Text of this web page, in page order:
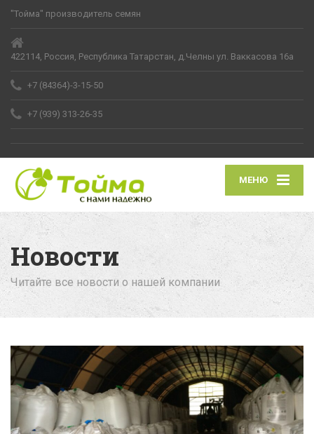
"Тойма" производитель семян
422114, Россия, Республика Татарстан, д.Челны ул. Ваккасова 16а
+7 (84364)-3-15-50
+7 (939) 313-26-35
МЕНЮ
Новости
Читайте все новости о нашей компании